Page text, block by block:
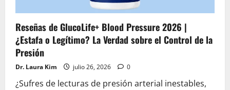
Reseñas de GlucoLife+ Blood Pressure 2026 |
¿Estafa o Legítimo? La Verdad sobre el Control de la
Presión
Dr. Laura Kim julio 26, 2026 0
¿Sufres de lecturas de presión arterial inestables,